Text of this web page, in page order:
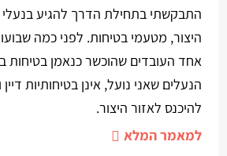
התבקשתי בתחילת הדרך להגיע
היצור, מטעמי בטיחות. לפני כמה
אחד העובדים שהוכשר כנאמן בטיחות
הנעלים שאני נועל, אינן בטיחותיות דיין
להיכנס לאזור היצור.
למאמר המלא